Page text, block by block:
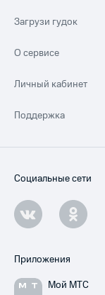
Загрузи гудок
О сервисе
Личный кабинет
Поддержка
Социальные сети
Приложения
Мой МТС